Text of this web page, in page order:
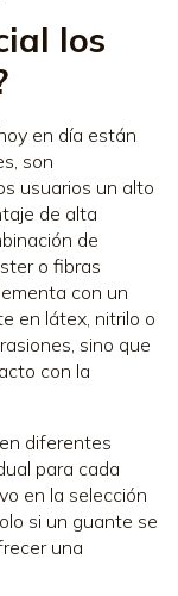
los
en día están
son
usuarios un alto
de alta
de
o fibras
con un
en látex, nitrilo o
sino que
con la
diferentes
para cada
en la selección
si un guante se
una